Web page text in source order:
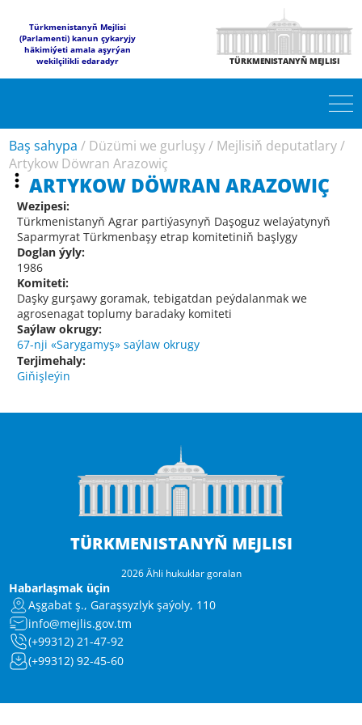
Türkmenistanyň Mejlisi
(Parlamenti) kanun çykaryjy
häkimiýeti amala aşyrýan
wekilçilikli edaradyr
TÜRKMENISTANYŇ MEJLISI
Baş sahypa / Düzümi we gurluşy/ Mejlisiň deputatlary/
Artykow Döwran Arazowiç
ARTYKOW DÖWRAN ARAZOWIÇ
Wezipesi:
Türkmenistanyň Agrar partiýasynyň Daşoguz welaýatynyň
Saparmyrat Türkmenbaşy etrap komitetiniň başlygy
Doglan ýyly:
1986
Komiteti:
Daşky gurşawy goramak, tebigatdan peýdalanmak we
agrosenagat toplumy baradaky komiteti
Saýlaw okrugy:
67-nji «Sarygamyş» saýlaw okrugy
Terjimehaly:
Giňişleýin
TÜRKMENISTANYŇ MEJLISI
2026 Ähli hukuklar goralan
Habarlaşmak üçin
Aşgabat ş., Garaşsyzlyk şaýoly, 110
info@mejlis.gov.tm
(+99312) 21-47-92
(+99312) 92-45-60